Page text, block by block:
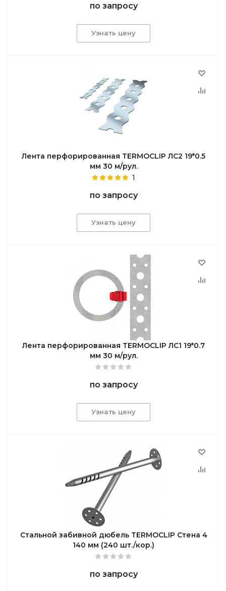
по запросу
Узнать цену
Лента перфорированная TERMOCLIP ЛС2 19*0.5
мм 30 м/рул.
1
по запросу
Узнать цену
Лента перфорированная TERMOCLIP ЛС1 19*0.7
мм 30 м/рул.
по запросу
Узнать цену
Cтальной забивной дюбель TERMOCLIP Стена 4
140 мм (240 шт./кор.)
по запросу